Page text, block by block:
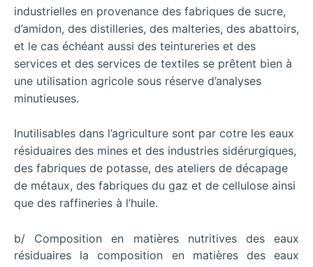
industrielles en provenance des fabriques de sucre,
d’amidon, des distilleries, des malteries, des abattoirs,
et le cas échéant aussi des teintureries et des
services et des services de textiles se prêtent bien à
une utilisation agricole sous réserve d’analyses
minutieuses.
Inutilisables dans l’agriculture sont par cotre les eaux
résiduaires des mines et des industries sidérurgiques,
des fabriques de potasse, des ateliers de décapage
de métaux, des fabriques du gaz et de cellulose ainsi
que des raffineries à l’huile.
b/ Composition en matières nutritives des eaux
résiduaires la composition en matières des eaux